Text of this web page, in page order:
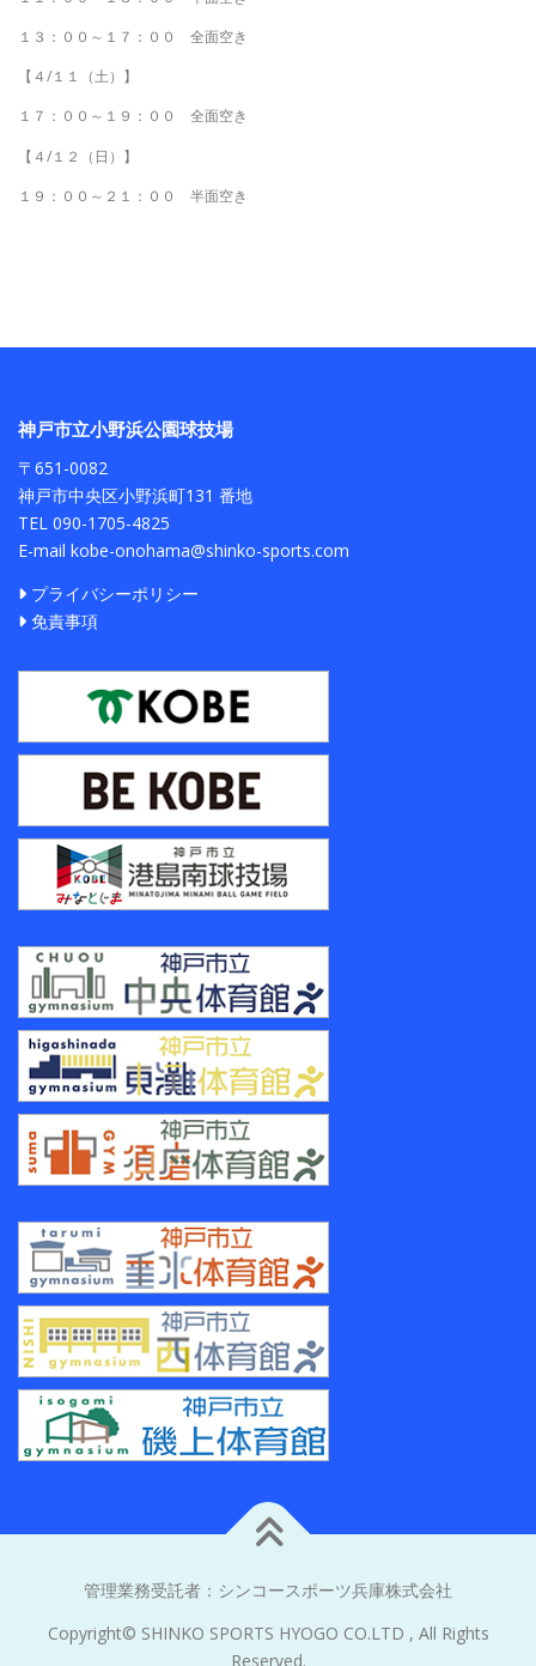
１３：００～１７：００ 全面空き
【４/１１（土）】
１７：００～１９：００ 全面空き
【４/１２（日）】
１９：００～２１：００ 半面空き
神戸市立小野浜公園球技場
〒651-0082
神戸市中央区小野浜町131 番地
TEL 090-1705-4825
E-mail kobe-onohama@shinko-sports.com
プライバシーポリシー
免責事項
管理業務受託者： シンコースポーツ兵庫株式会社
Copyright© SHINKO SPORTS HYOGO CO.LTD , All Rights
Reserved.